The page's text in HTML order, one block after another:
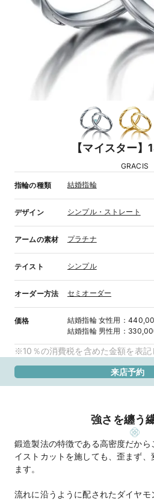
【マイスター
GRACIS
指輪の種類 結婚指輪
デザイン シンプル・ストレート
アームの素材 プラチナ
テイスト シンプル
オーダー方法 セミオーダー
価格 結婚指輪 女性用 ：
結婚指輪 男性用 ：
※10％の消費税を含めた金額を表記
来店予約
強さを纏う
鍛造製法の特徴である高密度だか
イストカットを施しても、歪まず
ます。
流れに沿うように配されたダイヤ